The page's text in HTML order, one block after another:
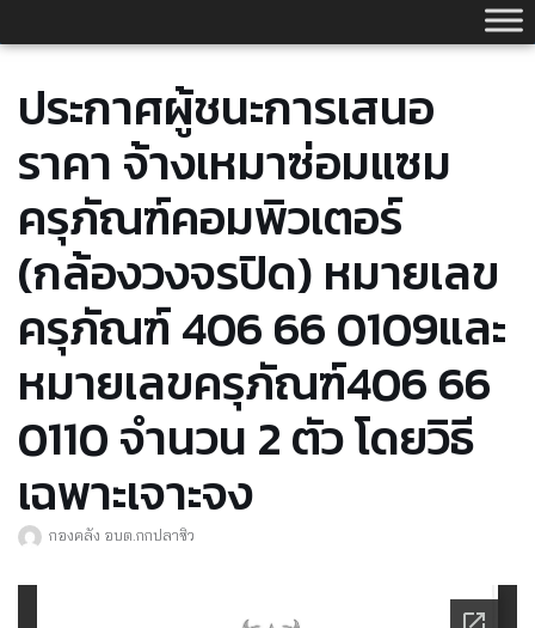
to
ประกาศผู้ชนะการเสนอ
ราคา จ้างเหมาซ่อมแซม
ครุภัณฑ์คอมพิวเตอร์
(กล้องวงจรปิด) หมายเลข
ครุภัณฑ์ 406 66 0109และ
หมายเลขครุภัณฑ์406 66
0110 จำนวน 2 ตัว โดยวิธี
เฉพาะเจาะจง
กองคลัง อบต.กกปลาซิว